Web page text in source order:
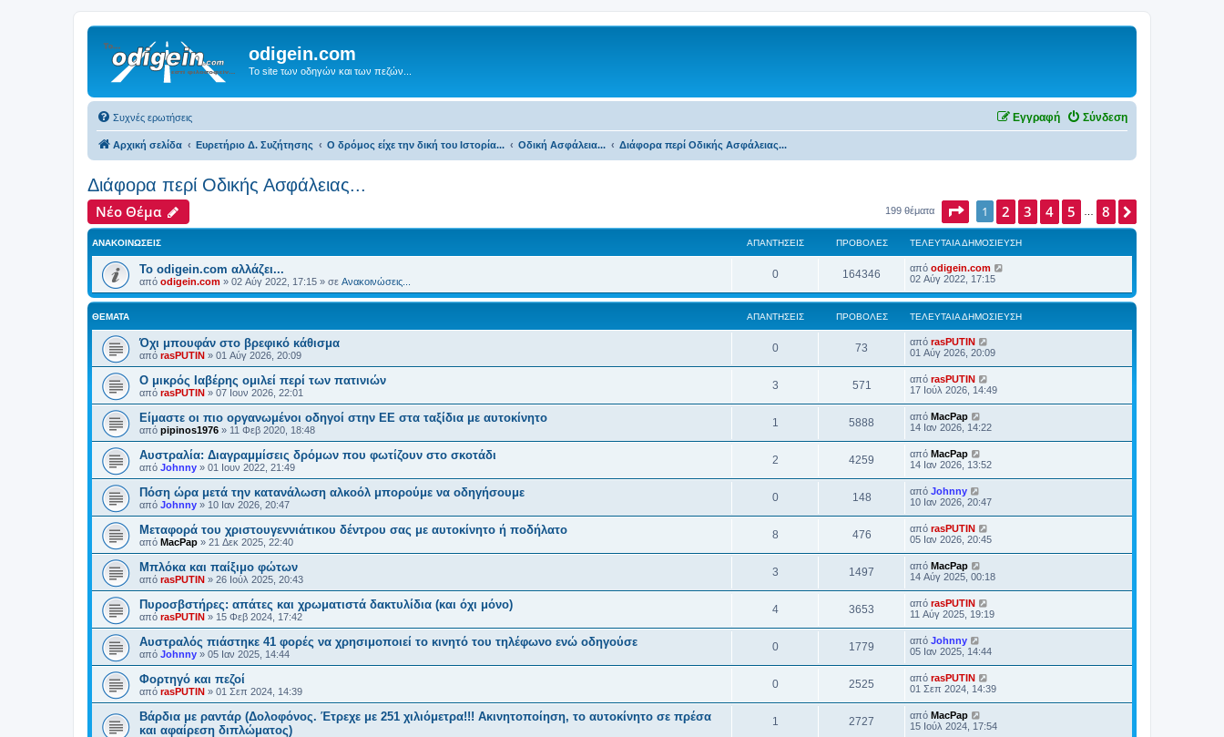
odigein.com
Το site των οδηγών και των πεζών...
Συχνές ερωτήσεις Σύνδεση
Εγγραφή
Αρχική σελίδα Ευρετήριο Δ. Συζήτησης Ο δρόμος είχε την δική του Ιστορία... Οδική Ασφάλεια... Διάφορα περί Οδικής Ασφάλειας...
Διάφορα περί Οδικής Ασφάλειας...
Νέο Θέμα 199 θέματα Σελίδα από
1 2 3 4 5 8
ΑΝΑΚΟΙΝΏΣΕΙΣ ΑΠΑΝΤΉΣΕΙΣ ΠΡΟΒΟΛΈΣ ΤΕΛΕΥΤΑΊΑ ΔΗΜΟΣΊΕΥΣΗ
Το odigein.com αλλάζει...
από odigein.com » 02 Αύγ 2022, 17:15 » σε Ανακοινώσεις...
0 164346 από odigein.com
02 Αύγ 2022, 17:15
ΘΈΜΑΤΑ ΑΠΑΝΤΉΣΕΙΣ ΠΡΟΒΟΛΈΣ ΤΕΛΕΥΤΑΊΑ ΔΗΜΟΣΊΕΥΣΗ
Όχι μπουφάν στο βρεφικό κάθισμα
από rasPUTIN » 01 Αύγ 2026, 20:09
0 73 από rasPUTIN
01 Αύγ 2026, 20:09
Ο μικρός Ιαβέρης ομιλεί περί των πατινιών
από rasPUTIN » 07 Ιουν 2026, 22:01
3 571 από rasPUTIN
17 Ιούλ 2026, 14:49
Είμαστε οι πιο οργανωμένοι οδηγοί στην ΕΕ στα ταξίδια με αυτοκίνητο
από pipinos1976 » 11 Φεβ 2020, 18:48
1 5888 από MacPap
14 Ιαν 2026, 14:22
Αυστραλία: Διαγραμμίσεις δρόμων που φωτίζουν στο σκοτάδι
από Johnny » 01 Ιουν 2022, 21:49
2 4259 από MacPap
14 Ιαν 2026, 13:52
Πόση ώρα μετά την κατανάλωση αλκοόλ μπορούμε να οδηγήσουμε
από Johnny » 10 Ιαν 2026, 20:47
0 148 από Johnny
10 Ιαν 2026, 20:47
Μεταφορά του χριστουγεννιάτικου δέντρου σας με αυτοκίνητο ή ποδήλατο
από MacPap » 21 Δεκ 2025, 22:40
8 476 από rasPUTIN
05 Ιαν 2026, 20:45
Μπλόκα και παίξιμο φώτων
από rasPUTIN » 26 Ιούλ 2025, 20:43
3 1497 από MacPap
14 Αύγ 2025, 00:18
Πυροσβστήρες: απάτες και χρωματιστά δακτυλίδια (και όχι μόνο)
από rasPUTIN » 15 Φεβ 2024, 17:42
4 3653 από rasPUTIN
11 Αύγ 2025, 19:19
Αυστραλός πιάστηκε 41 φορές να χρησιμοποιεί το κινητό του τηλέφωνο ενώ οδηγούσε
από Johnny » 05 Ιαν 2025, 14:44
0 1779 από Johnny
05 Ιαν 2025, 14:44
Φορτηγό και πεζοί
από rasPUTIN » 01 Σεπ 2024, 14:39
0 2525 από rasPUTIN
01 Σεπ 2024, 14:39
Βάρδια με ραντάρ (Δολοφόνος. Έτρεχε με 251 χιλιόμετρα!!! Ακινητοποίηση, το αυτοκίνητο σε πρέσα
και αφαίρεση διπλώματος)
1 2727 από MacPap
15 Ιούλ 2024, 17:54